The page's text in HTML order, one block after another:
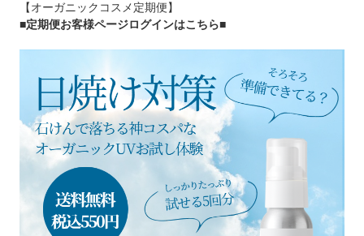
【オーガニックコスメ定期便】
■定期便お客様ページログインはこちら■